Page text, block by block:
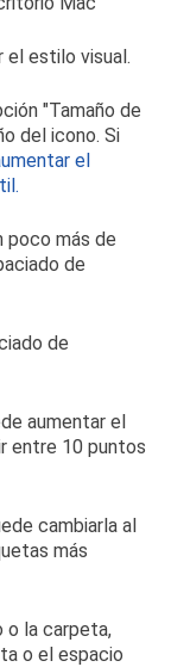
el estilo visual.
"Tamaño de
del icono. Si
el
poco más de
de
aumentar el
entre 10 puntos
cambiarla al
más
o la carpeta,
o el espacio